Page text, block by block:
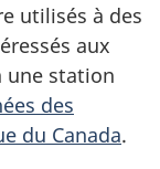
utilisés à des
aux
une station
des
du Canada.